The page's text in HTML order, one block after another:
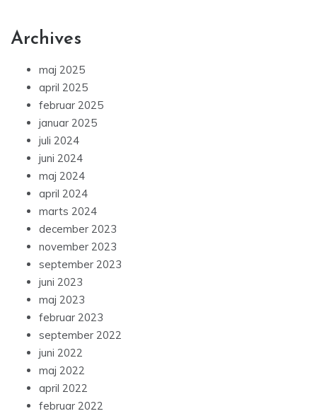
Archives
maj 2025
april 2025
februar 2025
januar 2025
juli 2024
juni 2024
maj 2024
april 2024
marts 2024
december 2023
november 2023
september 2023
juni 2023
maj 2023
februar 2023
september 2022
juni 2022
maj 2022
april 2022
februar 2022